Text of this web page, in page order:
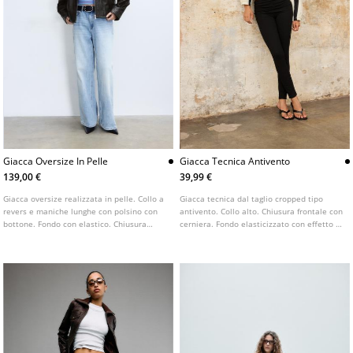
Giacca Oversize In Pelle
139,00 €
Giacca oversize realizzata in pelle. Collo a
revers e maniche lunghe con polsino con
bottone. Fondo con elastico. Chiusura
Giacca Tecnica Antivento
39,99 €
Giacca tecnica dal taglio cropped tipo
antivento. Collo alto. Chiusura frontale con
cerniera. Fondo elasticizzato con effetto a